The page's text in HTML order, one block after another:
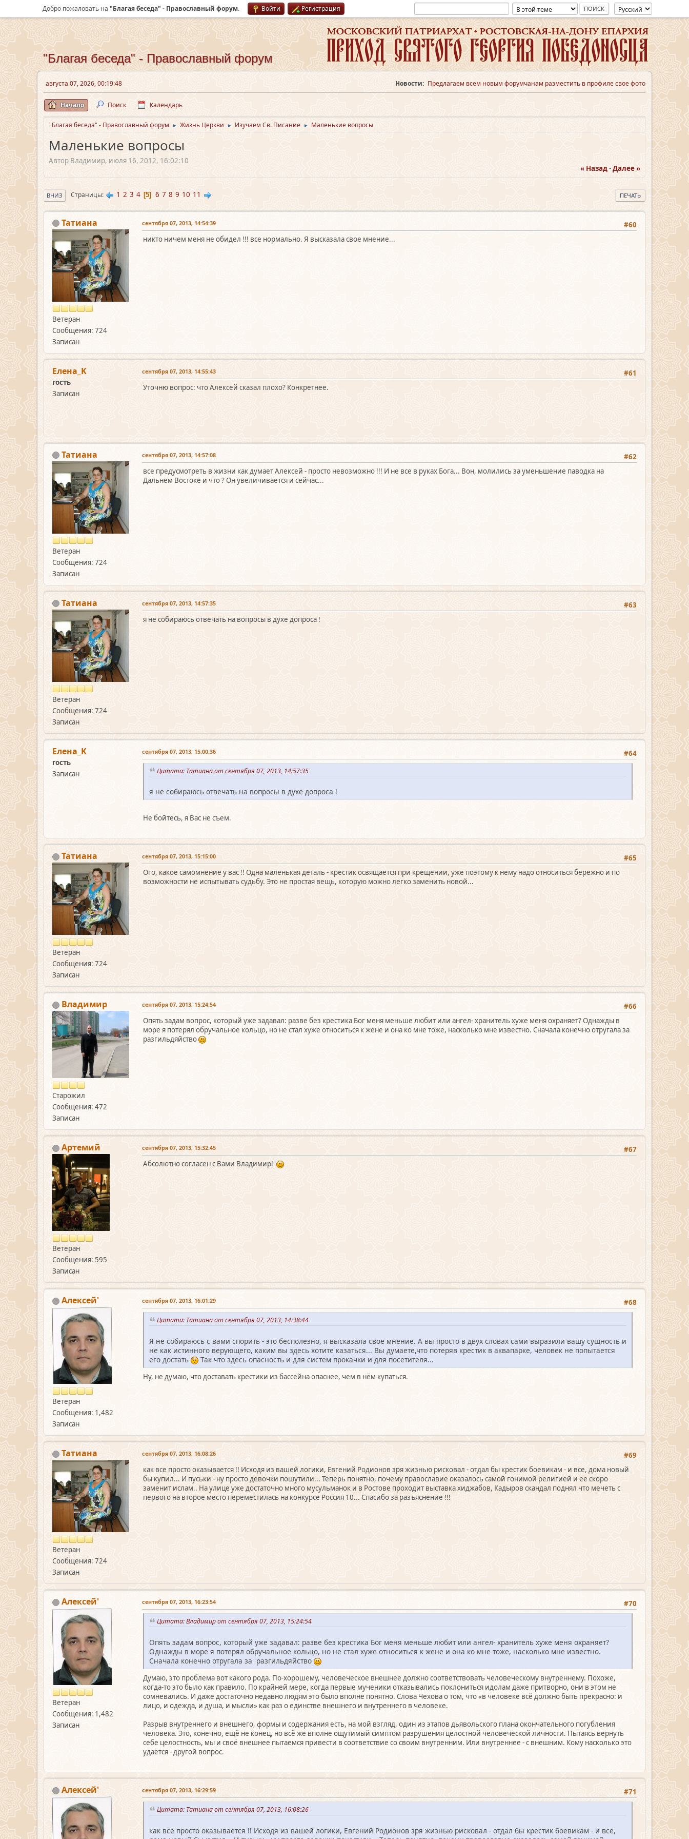
Добро пожаловать на "Благая беседа" - Православный форум. Войти Регистрация
"Благая беседа" - Православный форум
августа 07, 2026, 00:19:48 Новости: Предлагаем всем новым форумчанам разместить в профиле свое фото
Начало Поиск Календарь
"Благая беседа" - Православный форум ► Жизнь Церкви ► Изучаем Св. Писание ► Маленькие вопросы
Маленькие вопросы
Автор Владимир, июля 16, 2012, 16:02:10
« Назад-Далее »
ПЕЧАТЬ
ВНИЗ Страницы 1 2 3 4 5 6 7 8 9 10 11
Татиана
Ветеран
Сообщения: 724
Записан
#60
сентября 07, 2013, 14:54:39
никто ничем меня не обидел !!! все нормально. Я высказала свое мнение...
Елена_K
гость
Записан
#61
сентября 07, 2013, 14:55:43
Уточню вопрос: что Алексей сказал плохо? Конкретнее.
Татиана
Ветеран
Сообщения: 724
Записан
#62
сентября 07, 2013, 14:57:08
все предусмотреть в жизни как думает Алексей - просто невозможно !!! И не все в руках Бога... Вон, молились за уменьшение паводка на
Дальнем Востоке и что ? Он увеличивается и сейчас...
Татиана
Ветеран
Сообщения: 724
Записан
#63
сентября 07, 2013, 14:57:35
я не собираюсь отвечать на вопросы в духе допроса !
Елена_K
гость
Записан
#64
сентября 07, 2013, 15:00:36
Цитата: Татиана от сентября 07, 2013, 14:57:35
я не собираюсь отвечать на вопросы в духе допроса !
Не бойтесь, я Вас не съем.
Татиана
Ветеран
Сообщения: 724
Записан
#65
сентября 07, 2013, 15:15:00
Ого, какое самомнение у вас !! Одна маленькая деталь - крестик освящается при крещении, уже поэтому к нему надо относиться бережно и по
возможности не испытывать судьбу. Это не простая вещь, которую можно легко заменить новой...
Владимир
Старожил
Сообщения: 472
Записан
#66
сентября 07, 2013, 15:24:54
Опять задам вопрос, который уже задавал: разве без крестика Бог меня меньше любит или ангел- хранитель хуже меня охраняет? Однажды в
море я потерял обручальное кольцо, но не стал хуже относиться к жене и она ко мне тоже, насколько мне известно. Сначала конечно отругала за
разгильдяйство
Артемий
Ветеран
Сообщения: 595
Записан
#67
сентября 07, 2013, 15:32:45
Абсолютно согласен с Вами Владимир!
Алексей'
Ветеран
Сообщения: 1,482
Записан
#68
сентября 07, 2013, 16:01:29
Цитата: Татиана от сентября 07, 2013, 14:38:44
Я не собираюсь с вами спорить - это бесполезно, я высказала свое мнение. А вы просто в двух словах сами выразили вашу сущность и
не как истинного верующего, каким вы здесь хотите казаться... Вы думаете,что потеряв крестик в аквапарке, человек не попытается
его достать
Так что здесь опасность и для систем прокачки и для посетителя...
Ну, не думаю, что доставать крестики из бассейна опаснее, чем в нём купаться.
Татиана
Ветеран
Сообщения: 724
Записан
#69
сентября 07, 2013, 16:08:26
как все просто оказывается !! Исходя из вашей логики, Евгений Родионов зря жизнью рисковал - отдал бы крестик боевикам - и все, дома новый
бы купил... И пуськи - ну просто девочки пошутили... Теперь понятно, почему православие оказалось самой гонимой религией и ее скоро
заменит ислам.. На улице уже достаточно много мусульманок и в Ростове проходит выставка хиджабов, Кадыров скандал поднял что мечеть с
первого на второе место переместилась на конкурсе Россия 10... Спасибо за разъяснение !!!
Алексей'
Ветеран
Сообщения: 1,482
Записан
#70
сентября 07, 2013, 16:23:54
Цитата: Владимир от сентября 07, 2013, 15:24:54
Опять задам вопрос, который уже задавал: разве без крестика Бог меня меньше любит или ангел- хранитель хуже меня охраняет?
Однажды в море я потерял обручальное кольцо, но не стал хуже относиться к жене и она ко мне тоже, насколько мне известно.
Сначала конечно отругала за разгильдяйство
Думаю, это проблема вот какого рода. По-хорошему, человеческое внешнее должно соответствовать человеческому внутреннему. Похоже,
когда-то это было как правило. По крайней мере, когда первые мученики отказывались поклониться идолам даже притворно, они в этом не
сомневались. И даже достаточно недавно людям это было вполне понятно. Слова Чехова о том, что «в человеке всё должно быть прекрасно: и
лицо, и одежда, и душа, и мысли» как раз о единстве внешнего и внутреннего в человеке.
Разрыв внутреннего и внешнего, формы и содержания есть, на мой взгляд, один из этапов дьявольского плана окончательного погубления
человека. Это, конечно, ещё не конец, но всё же вполне ощутимый симптом разрушения целостной человеческой личности. Пытаясь вернуть
себе целостность, мы и своё внешнее пытаемся привести в соответствие со своим внутренним. Или внутреннее - с внешним. Кому насколько это
удаётся - другой вопрос.
Алексей' #71
сентября 07, 2013, 16:29:59
Цитата: Татиана от сентября 07, 2013, 16:08:26
как все просто оказывается !! Исходя из вашей логики, Евгений Родионов зря жизнью рисковал - отдал бы крестик боевикам - и все,